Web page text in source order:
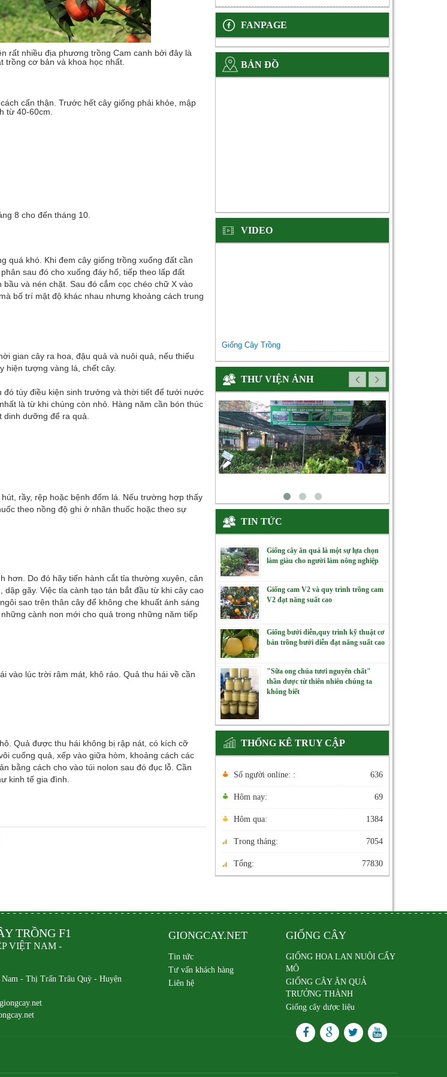
rất nhiều địa phương trồng Cam canh bởi đây là
trồng cơ bản và khoa học nhất.
cẩn thận. Trước hết cây giống phải khỏe, mập
từ 40-60cm.
8 cho đến tháng 10.
quá khó. Khi đem cây giống trồng xuống đất cần
sau đó cho xuống đáy hố, tiếp theo lấp đất
và nén chặt. Sau đó cắm cọc chéo chữ X vào
bố trí mật độ khác nhau nhưng khoảng cách trung
gian cây ra hoa, đậu quả và nuôi quả, nếu thiếu
hiện tượng vàng lá, chết cây.
tùy điều kiện sinh trưởng và thời tiết để tưới nước
là từ khi chúng còn nhỏ. Hàng năm cần bón thúc
dưỡng để ra quả.
rầy, rệp hoặc bệnh đốm lá. Nếu trường hợp thấy
theo nồng độ ghi ở nhãn thuốc hoặc theo sự
hơn. Do đó hãy tiến hành cắt tỉa thường xuyên, cân
gãy. Việc tỉa cành tạo tán bắt đầu từ khi cây cao
sao trên thân cây để không che khuất ánh sáng
cành non mới cho quả trong những năm tiếp
vào lúc trời râm mát, khô ráo. Quả thu hái về cần
Quả được thu hái không bị rập nát, có kích cỡ
cuống quả, xếp vào giữa hòm, khoảng cách các
bằng cách cho vào túi nolon sau đó đục lỗ. Cần
kinh tế gia đình.
FANPAGE
BẢN ĐỒ
VIDEO
Giống Cây Trồng
THƯ VIỆN ẢNH
TIN TỨC
Giống cây ăn quả là một sự lựa chọn
làm giàu cho người làm nông nghiệp
Giống cam V2 và quy trình trồng cam
V2 đạt năng suất cao
Giống bưởi diễn,quy trình kỹ thuật cơ
bản trồng bưởi diễn đạt năng suất cao
"Sữa ong chúa tươi nguyên chất"
thần dược từ thiên nhiên chúng ta
không biết
THỐNG KÊ TRUY CẬP
Số người online: : 636
Hôm nay: 69
Hôm qua: 1384
Trong tháng: 7054
Tổng: 77830
TRỒNG F1
VIỆT NAM -
- Thị Trấn Trâu Quỳ - Huyện
GIONGCAY.NET
Tin tức
Tư vấn khách hàng
Liên hệ
GIỐNG CÂY
GIỐNG HOA LAN NUÔI CẤY
MÔ
GIỐNG CÂY ĂN QUẢ
TRƯỞNG THÀNH
Giống cây dược liệu